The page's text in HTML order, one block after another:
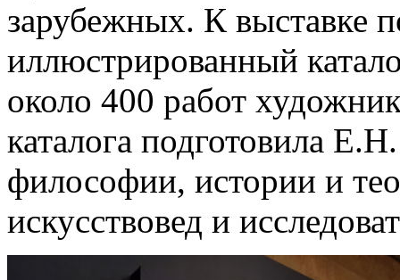
зарубежных. К выставке
иллюстрированный
около 400 работ
каталога подготовила
философии, истории и
искусствовед и